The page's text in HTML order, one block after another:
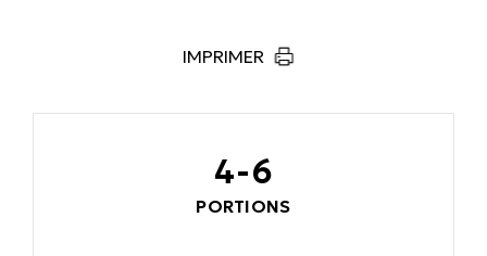
IMPRIMER
4-6
PORTIONS